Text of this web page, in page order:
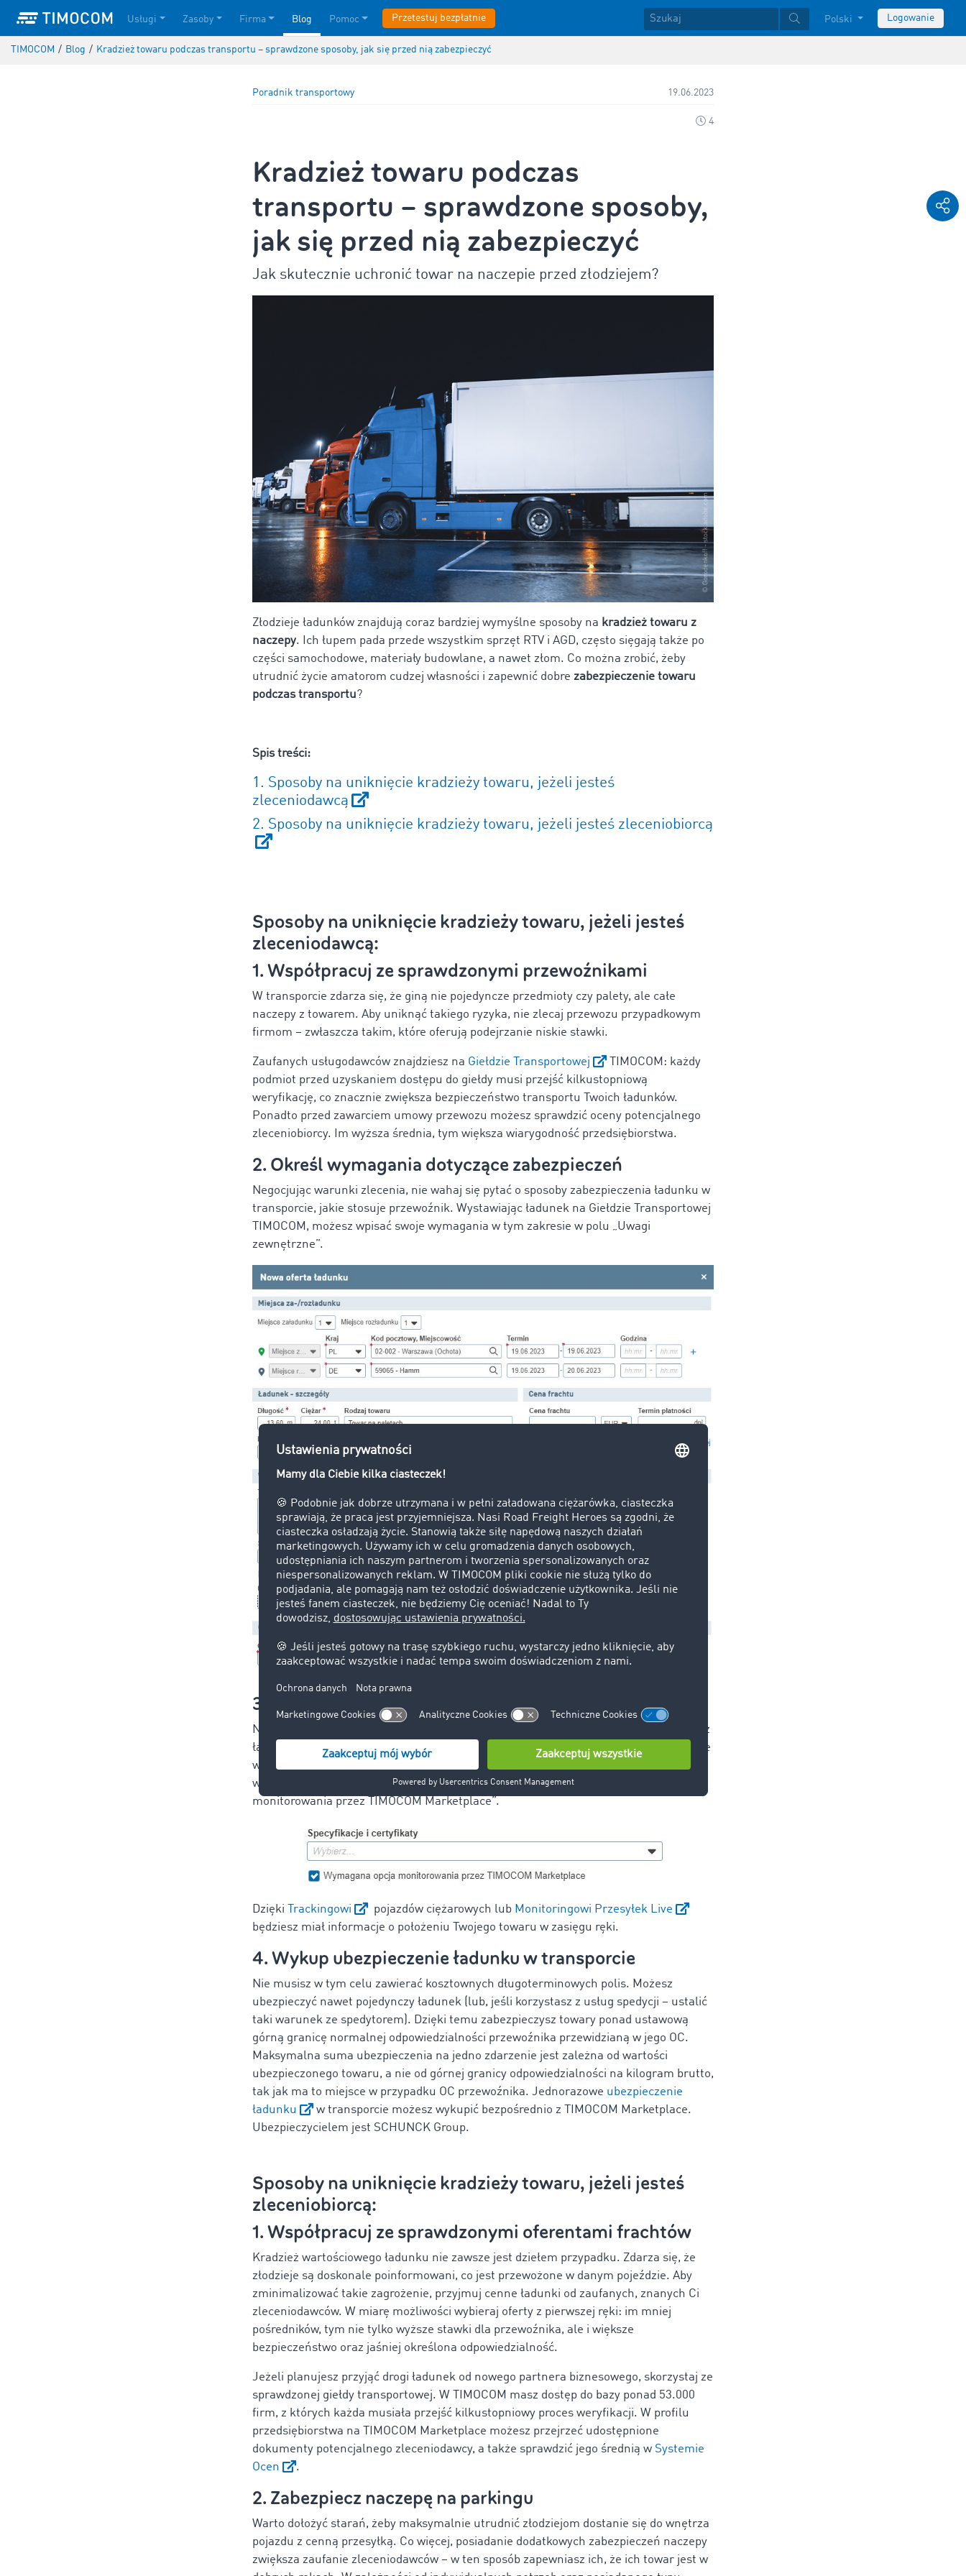
Usługi Zasoby Firma Blog Pomoc Przetestuj bezpłatnie Polski Logowanie
TIMOCOM / Blog / Kradzież towaru podczas transportu – sprawdzone sposoby, jak się przed nią zabezpieczyć
Poradnik transportowy 19.06.2023
4
Kradzież towaru podczas
transportu – sprawdzone sposoby,
jak się przed nią zabezpieczyć
Jak skutecznie uchronić towar na naczepie przed złodziejem?
Złodzieje ładunków znajdują coraz bardziej wymyślne sposoby na kradzież towaru z
naczepy. Ich łupem pada przede wszystkim sprzęt RTV i AGD, często sięgają także po
części samochodowe, materiały budowlane, a nawet złom. Co można zrobić, żeby
utrudnić życie amatorom cudzej własności i zapewnić dobre zabezpieczenie towaru
podczas transportu?
Spis treści:
1. Sposoby na uniknięcie kradzieży towaru, jeżeli jesteś
zleceniodawcą
2. Sposoby na uniknięcie kradzieży towaru, jeżeli jesteś zleceniobiorcą
Sposoby na uniknięcie kradzieży towaru, jeżeli jesteś
zleceniodawcą:
1. Współpracuj ze sprawdzonymi przewoźnikami
W transporcie zdarza się, że giną nie pojedyncze przedmioty czy palety, ale całe
naczepy z towarem. Aby uniknąć takiego ryzyka, nie zlecaj przewozu przypadkowym
firmom – zwłaszcza takim, które oferują podejrzanie niskie stawki.
Zaufanych usługodawców znajdziesz na Giełdzie Transportowej
TIMOCOM: każdy
podmiot przed uzyskaniem dostępu do giełdy musi przejść kilkustopniową
weryfikację, co znacznie zwiększa bezpieczeństwo transportu Twoich ładunków.
Ponadto przed zawarciem umowy przewozu możesz sprawdzić oceny potencjalnego
zleceniobiorcy. Im wyższa średnia, tym większa wiarygodność przedsiębiorstwa.
2. Określ wymagania dotyczące zabezpieczeń
Negocjując warunki zlecenia, nie wahaj się pytać o sposoby zabezpieczenia ładunku w
transporcie, jakie stosuje przewoźnik. Wystawiając ładunek na Giełdzie Transportowej
TIMOCOM, możesz wpisać swoje wymagania w tym zakresie w polu „Uwagi
zewnętrzne”.
3. Korzystaj z telematyki
Na rynku dostępnych jest wiele rozwiązań pozwalających na monitorowanie pojazdu z
ładunkiem (lub samej przesyłki) w czasie rzeczywistym. Wybieraj pojazdy wyposażone
w GPS i oczekuj od przewoźnika udostępnienia danych lokalizacyjnych. Jeżeli
wystawiasz ładunek w TIMOCOM, zaznacz w ofercie pole „Wymagana opcja
monitorowania przez TIMOCOM Marketplace”.
Dzięki Trackingowi pojazdów ciężarowych lub Monitoringowi Przesyłek Live
będziesz miał informacje o położeniu Twojego towaru w zasięgu ręki.
4. Wykup ubezpieczenie ładunku w transporcie
Nie musisz w tym celu zawierać kosztownych długoterminowych polis. Możesz
ubezpieczyć nawet pojedynczy ładunek (lub, jeśli korzystasz z usług spedycji – ustalić
taki warunek ze spedytorem). Dzięki temu zabezpieczysz towary ponad ustawową
górną granicę normalnej odpowiedzialności przewoźnika przewidzianą w jego OC.
Maksymalna suma ubezpieczenia na jedno zdarzenie jest zależna od wartości
ubezpieczonego towaru, a nie od górnej granicy odpowiedzialności na kilogram brutto,
tak jak ma to miejsce w przypadku OC przewoźnika. Jednorazowe ubezpieczenie
ładunku
w transporcie możesz wykupić bezpośrednio z TIMOCOM Marketplace.
Ubezpieczycielem jest SCHUNCK Group.
Sposoby na uniknięcie kradzieży towaru, jeżeli jesteś
zleceniobiorcą:
1. Współpracuj ze sprawdzonymi oferentami frachtów
Kradzież wartościowego ładunku nie zawsze jest dziełem przypadku. Zdarza się, że
złodzieje są doskonale poinformowani, co jest przewożone w danym pojeździe. Aby
zminimalizować takie zagrożenie, przyjmuj cenne ładunki od zaufanych, znanych Ci
zleceniodawców. W miarę możliwości wybieraj oferty z pierwszej ręki: im mniej
pośredników, tym nie tylko wyższe stawki dla przewoźnika, ale i większe
bezpieczeństwo oraz jaśniej określona odpowiedzialność.
Jeżeli planujesz przyjąć drogi ładunek od nowego partnera biznesowego, skorzystaj ze
sprawdzonej giełdy transportowej. W TIMOCOM masz dostęp do bazy ponad 53.000
firm, z których każda musiała przejść kilkustopniowy proces weryfikacji. W profilu
przedsiębiorstwa na TIMOCOM Marketplace możesz przejrzeć udostępnione
dokumenty potencjalnego zleceniodawcy, a także sprawdzić jego średnią w Systemie
Ocen
.
2. Zabezpiecz naczepę na parkingu
Warto dołożyć starań, żeby maksymalnie utrudnić złodziejom dostanie się do wnętrza
pojazdu z cenną przesyłką. Co więcej, posiadanie dodatkowych zabezpieczeń naczepy
zwiększa zaufanie zleceniodawców – w ten sposób zapewniasz ich, że ich towar jest w